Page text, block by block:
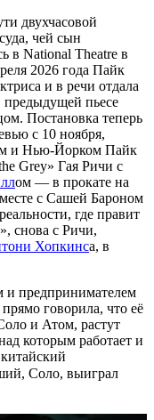
двухчасовой
чей сын
в National Theatre в
2026 года Пайк
и в речи отдала
пьесе
Постановка теперь
с 10 ноября,
и Нью-Йорком Пайк
Grey» Гая Ричи с
ом — в прокате на
с Сашей Бароном
где правит
снова с Ричи,
Хопкинса, в
и предпринимателем
говорила, что её
и Атом, растут
которым работает и
Соло, выиграл